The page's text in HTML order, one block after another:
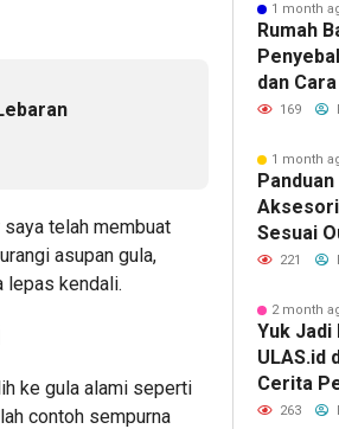
telah membuat
asupan gula,
lepas kendali.
ke gula alami seperti
contoh sempurna
1 month
Rumah
dan
169
1 month
Sesuai
221
2 month
Yuk
ULAS.id
Cerita
Lebih
263